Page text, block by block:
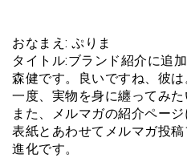
おなまえ: ぷりま
タイトル:ブランド紹介に追加
森健です。良いですね、彼は
一度、実物を身に纏ってみた
また、メルマガの紹介ページ
表紙とあわせてメルマガ投稿
進化です。